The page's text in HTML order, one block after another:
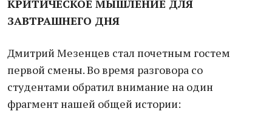
КРИТИЧЕСКОЕ МЫШЛЕНИЕ ДЛЯ
ЗАВТРАШНЕГО ДНЯ
Дмитрий Мезенцев стал почетным гостем
первой смены. Во время разговора со
студентами обратил внимание на один
фрагмент нашей общей истории: